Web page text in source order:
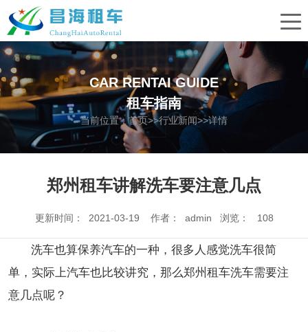
CAR RENTAI GUIDE
租车指南
当前位置：首页>>行业新闻>>详情
郑州租车讲解洗车要注意几点
更新时间： 2021-03-19 作者： admin 浏览： 108
洗车也算保养汽车的一种，很多人感觉洗车很简
单，实际上汽车也比较讲究，那么郑州租车洗车需要注
意几点呢？